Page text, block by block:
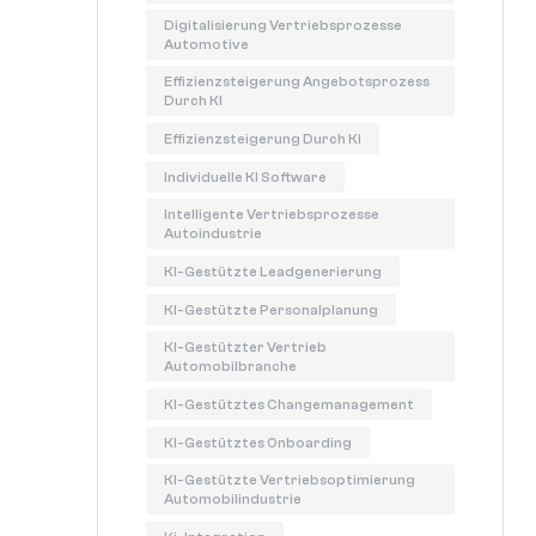
Digitalisierung Vertriebsprozesse
Automotive
Effizienzsteigerung Angebotsprozess
Durch KI
Effizienzsteigerung Durch KI
Individuelle KI Software
Intelligente Vertriebsprozesse
Autoindustrie
KI-Gestützte Leadgenerierung
KI-Gestützte Personalplanung
KI-Gestützter Vertrieb
Automobilbranche
KI-Gestütztes Changemanagement
KI-Gestütztes Onboarding
KI-Gestützte Vertriebsoptimierung
Automobilindustrie